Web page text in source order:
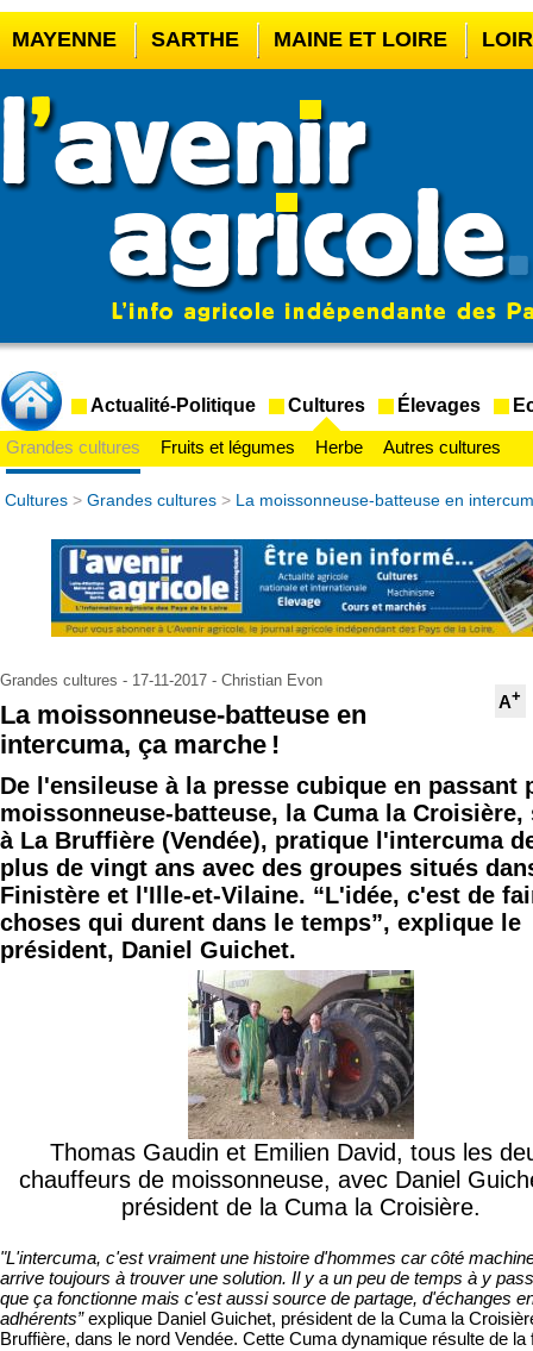
MAYENNE SARTHE MAINE ET LOIRE
CASINO EN LIGNE MEILLEUR BOOKMAKER
CASINO EN LIGNE FRANCE LÉGAL
CRYPTO CASINO
Actualité-Politique Cultures Élevages
Grandes cultures Fruits et légumes Herbe Autres cultures
Cultures > Grandes cultures > La moissonneuse-batteuse en
A+
Grandes cultures - 17-11-2017 - Christian Evon
La moissonneuse-batteuse en
intercuma, ça marche !
De l'ensileuse à la presse cubique en passant
moissonneuse-batteuse, la Cuma la Croisière,
à La Bruffière (Vendée), pratique l'intercuma
plus de vingt ans avec des groupes situés
Finistère et l'Ille-et-Vilaine. “L'idée, c'est de
choses qui durent dans le temps”, explique le
président, Daniel Guichet.
Thomas Gaudin et Emilien David, tous les
chauffeurs de moissonneuse, avec Daniel
président de la Cuma la Croisière.
"L'intercuma, c'est vraiment une histoire d'hommes car côté
arrive toujours à trouver une solution. Il y a un peu de temps à y
que ça fonctionne mais c'est aussi source de partage, d'échanges
adhérents”explique Daniel Guichet, président de la Cuma la
Bruffière, dans le nord Vendée. Cette Cuma dynamique résulte de la